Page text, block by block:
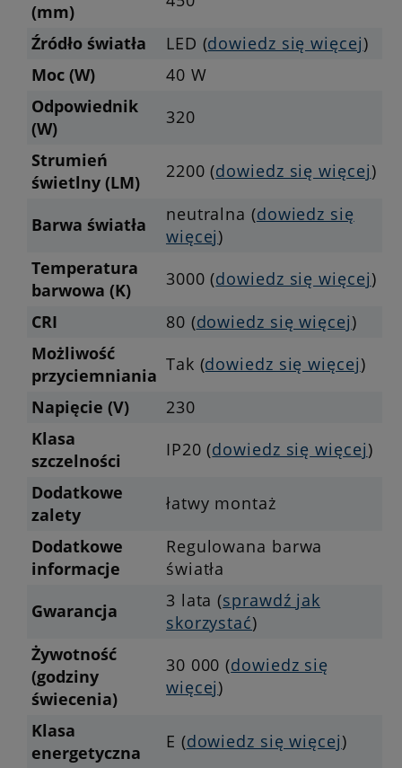
(mm)
Źródło światła
LED (dowiedz się więcej)
Moc (W)
40 W
Odpowiednik
(W)
320
Strumień
świetlny (LM)
2200 (dowiedz się więcej)
Barwa światła neutralna (dowiedz się
więcej)
Temperatura
barwowa (K)
3000 (dowiedz się więcej)
CRI
80 (dowiedz się więcej)
Możliwość
przyciemniania
Tak (dowiedz się więcej)
Napięcie (V)
230
Klasa
szczelności
IP20 (dowiedz się więcej)
Dodatkowe
zalety
łatwy montaż
Dodatkowe
informacje
Regulowana barwa
światła
Gwarancja
3 lata (sprawdź jak
skorzystać)
Żywotność
(godziny
świecenia)
30 000 (dowiedz się
więcej)
Klasa
energetyczna
E (dowiedz się więcej)